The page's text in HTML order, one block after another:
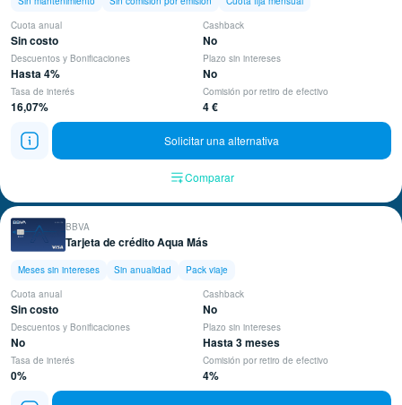
Cuota anual
Sin costo
Cashback
No
Descuentos y Bonificaciones
Hasta 4%
Plazo sin intereses
No
Tasa de interés
16,07%
Comisión por retiro de efectivo
4 €
Solicitar una alternativa
Comparar
BBVA
Tarjeta de crédito Aqua Más
Meses sin intereses Sin anualidad
Pack viaje
Cuota anual
Sin costo
Cashback
No
Descuentos y Bonificaciones
No
Plazo sin intereses
Hasta 3 meses
Tasa de interés
0%
Comisión por retiro de efectivo
4%